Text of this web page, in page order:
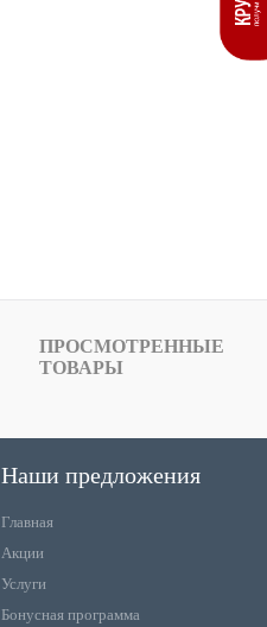
ПРОСМОТРЕННЫЕ
ТОВАРЫ
Наши предложения
Главная
Акции
Услуги
Бонусная программа